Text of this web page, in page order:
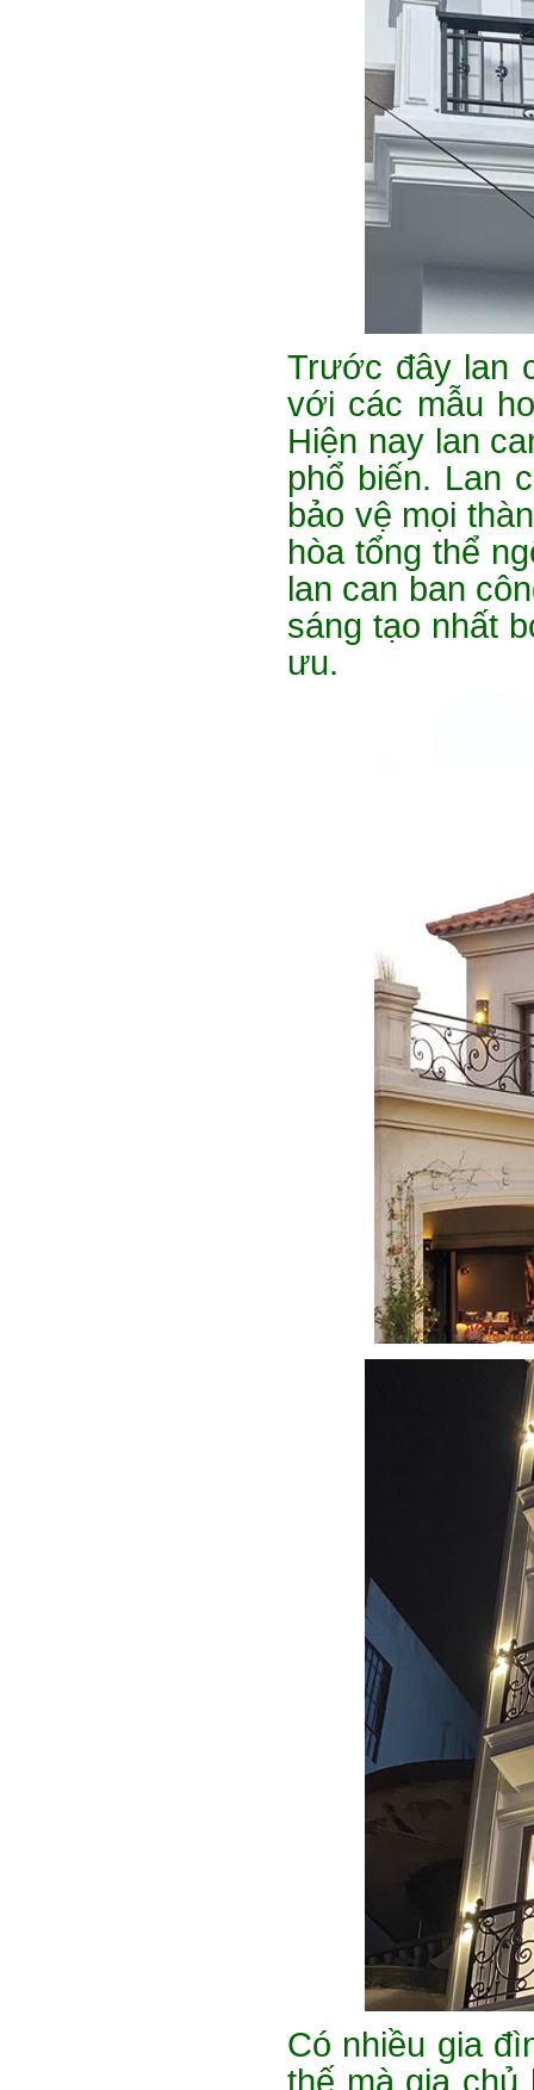
Trước đây lan
với các mẫu
Hiện nay lan
phổ biến. Lan
bảo vệ mọi
hòa tổng thể
lan can ban
sáng tạo nhất
ưu.
Có nhiều gia
thế mà gia chủ